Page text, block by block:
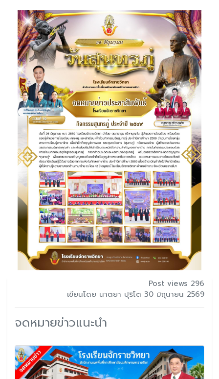
Post views 296
เขียนโดย นาตยา ปุริโต 30 มิถุนายน 2569
จดหมายข่าวแนะนำ